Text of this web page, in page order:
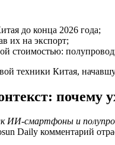
до конца 2026 года;
их на экспорт;
стоимостью:
техники Китая,
почему
ИИ-смартфоны и
Daily комментарий